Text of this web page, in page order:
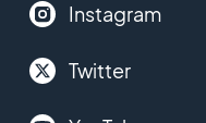
Instagram
Twitter